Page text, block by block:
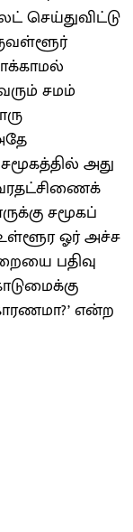
செய்துவிட்டு
சமம்
அது
வரதட்சிணைக்
சமூகப்
ஓர் அச்ச
பதிவு
என்ற